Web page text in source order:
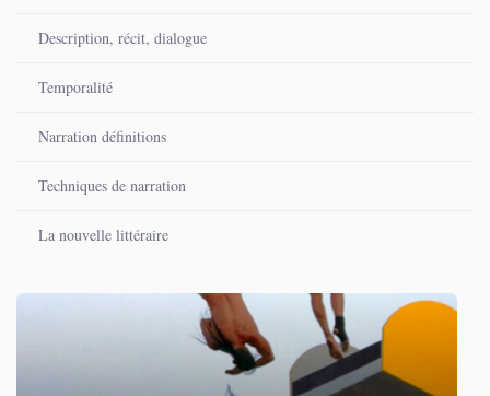
Description, récit, dialogue
Temporalité
Narration définitions
Techniques de narration
La nouvelle littéraire